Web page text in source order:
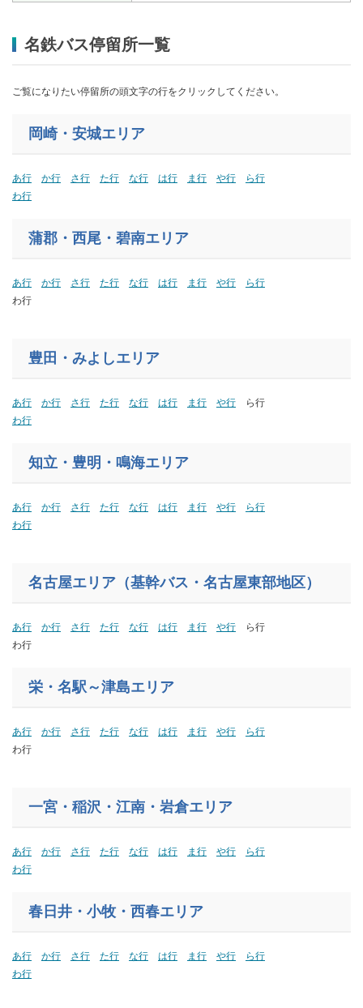
名鉄バス停留所一覧
ご覧になりたい停留所の頭文字の行をクリックしてください。
岡崎・安城エリア
あ行 か行 さ行 た行 な行 は行 ま行 や行
ら行
わ行
蒲郡 ・西尾・碧南エリア
あ行 か行 さ行 た行 な行 は行 ま行 や行
ら行
わ行
豊田・みよしエリア
あ行 か行 さ行 た行 な行 は行 ま行 や行 ら行
わ行
知立・豊明・鳴海エリア
あ行 か行 さ行 た行 な行 は行 ま行 や行
ら行
わ行
名古屋エリア（基幹バス・名古屋東部地区）
あ行 か行 さ行 た行 な行 は行 ま行 や行 ら行
わ行
栄・名駅～津島エリア
あ行 か行 さ行 た行 な行 は行 ま行 や行
ら行
わ行
一宮・稲沢・江南・岩倉エリア
あ行 か行 さ行 た行 な行 は行 ま行 や行
ら行
わ行
春日井・小牧・西春エリア
あ行 か行 さ行 た行 な行 は行 ま行 や行
ら行
わ行